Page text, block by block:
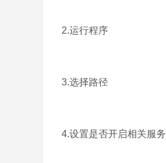
2.运行程序
3.选择路径
4.设置是否开启相关服务